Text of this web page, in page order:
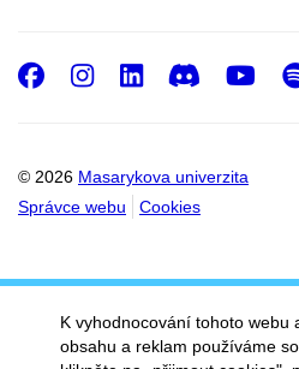
© 2026 Masarykova univerzita
Správce webu
Cookies
Facebook
Instagram
LinkedIn
K vyhodnocování tohoto webu
obsahu a reklam používáme